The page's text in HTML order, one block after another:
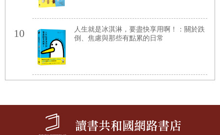
10
人生就是冰淇淋，要盡快享用啊！：關於跌
倒、焦慮與那些有點累的日常